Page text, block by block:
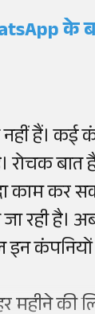
के
हैं। कई
रोचक
काम कर
रही है।
कंपनियों
महीने की